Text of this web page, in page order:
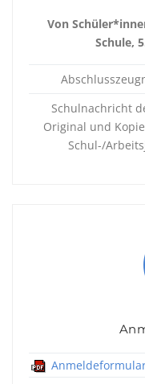
Von
Schule,
Schulnachricht
Original und
Schul-/